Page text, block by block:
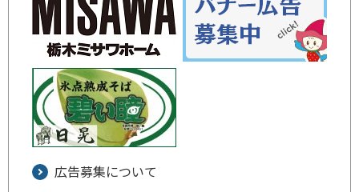
広告募集について